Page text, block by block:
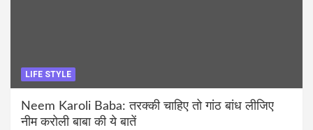
LIFE STYLE
Neem Karoli Baba: तरक्की चाहिए तो गांठ बांध लीजिए
नीम करोली बाबा की ये बातें